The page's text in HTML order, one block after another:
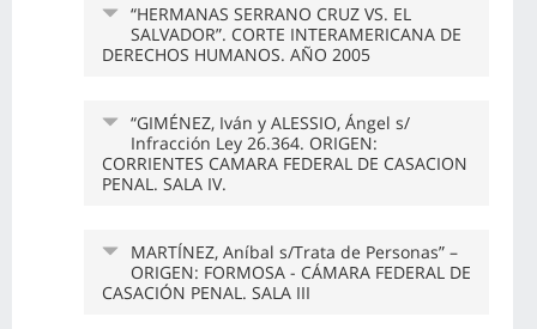
“HERMANAS SERRANO CRUZ VS. EL
SALVADOR”. CORTE INTERAMERICANA DE
DERECHOS HUMANOS. AÑO 2005
“GIMÉNEZ, Iván y ALESSIO, Ángel s/
Infracción Ley 26.364. ORIGEN:
CORRIENTES CAMARA FEDERAL DE CASACION
PENAL. SALA IV.
MARTÍNEZ, Aníbal s/Trata de Personas” –
ORIGEN: FORMOSA - CÁMARA FEDERAL DE
CASACIÓN PENAL. SALA III